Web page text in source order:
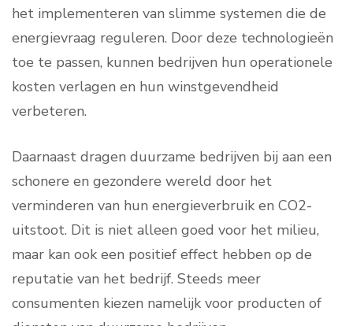
het implementeren van slimme systemen die de
energievraag reguleren. Door deze technologieën
toe te passen, kunnen bedrijven hun operationele
kosten verlagen en hun winstgevendheid
verbeteren.
Daarnaast dragen duurzame bedrijven bij aan een
schonere en gezondere wereld door het
verminderen van hun energieverbruik en CO2-
uitstoot. Dit is niet alleen goed voor het milieu,
maar kan ook een positief effect hebben op de
reputatie van het bedrijf. Steeds meer
consumenten kiezen namelijk voor producten of